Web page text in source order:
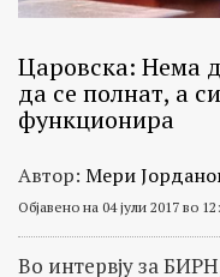
Царовска: Нема
да се полнат, а
функционира
Автор: Мери
Објавено на 04 јули 2017 во
Во интервју за